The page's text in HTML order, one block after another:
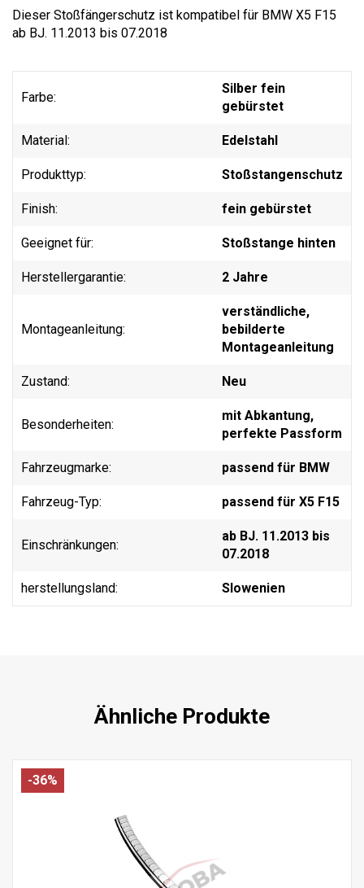
Dieser Stoßfängerschutz ist kompatibel für BMW X5 F15
ab BJ. 11.2013 bis 07.2018
Farbe:
Silber fein
gebürstet
Material: Edelstahl
Produkttyp: Stoßstangenschutz
Finish: fein gebürstet
Geeignet für: Stoßstange hinten
Herstellergarantie: 2 Jahre
Montageanleitung:
verständliche,
bebilderte
Montageanleitung
Zustand: Neu
Besonderheiten:
mit Abkantung,
perfekte Passform
Fahrzeugmarke: passend für BMW
Fahrzeug-Typ: passend für X5 F15
Einschränkungen:
ab BJ. 11.2013 bis
07.2018
herstellungsland: Slowenien
Ähnliche Produkte
-36%